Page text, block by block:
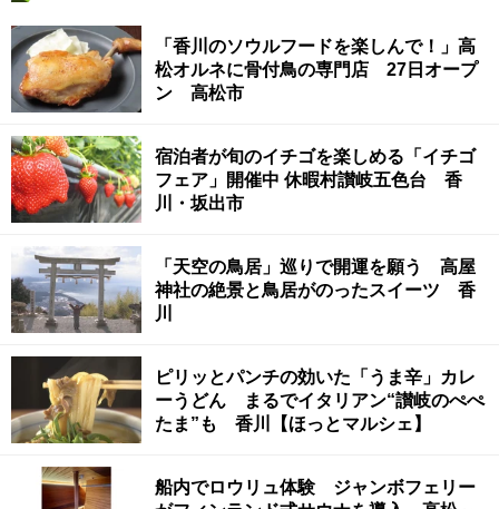
「香川のソウルフードを楽しんで！」高
松オルネに骨付鳥の専門店 27日オープ
ン 高松市
宿泊者が旬のイチゴを楽しめる「イチゴ
フェア」開催中 休暇村讃岐五色台 香
川・坂出市
「天空の鳥居」巡りで開運を願う 高屋
神社の絶景と鳥居がのったスイーツ 香
川
ピリッとパンチの効いた「うま辛」カレ
ーうどん まるでイタリアン“讃岐のぺぺ
たま”も 香川【ほっとマルシェ】
船内でロウリュ体験 ジャンボフェリー